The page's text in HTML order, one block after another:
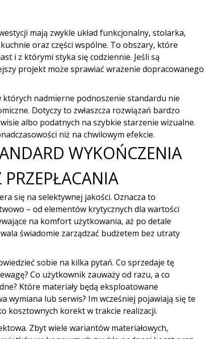
mają zwykle układ funkcjonalny, stolarka,
oraz części wspólne. To obszary, które
i z którymi styka się codziennie. Jeśli są
projekt może sprawiać wrażenie dopracowanego
nadmierne podnoszenie standardu nie
Dotyczy to zwłaszcza rozwiązań bardzo
albo podatnych na szybkie starzenie wizualne.
niż na chwilowym efekcie.
WYKOŃCZENIA
PRZEPŁACANIA
się na selektywnej jakości. Oznacza to
– od elementów krytycznych dla wartości
na komfort użytkowania, aż po detale
świadomie zarządzać budżetem bez utraty
sobie na kilka pytań. Co sprzedaje tę
Co użytkownik zauważy od razu, a co
Które materiały będą eksploatowane
wymiana lub serwis? Im wcześniej pojawiają się te
kosztownych korekt w trakcie realizacji.
Zbyt wiele wariantów materiałowych,